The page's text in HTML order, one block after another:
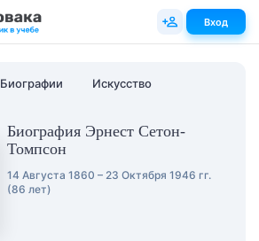
Биографии
Искусство
Биография Эрнест Сетон-
Томпсон
14 Августа 1860 – 23 Октября 1946 гг.
(86 лет)
Вход